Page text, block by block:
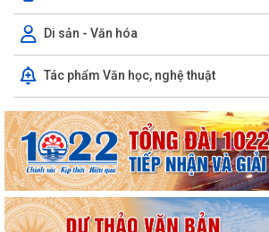
Di sản - Văn hóa
Tác phẩm Văn học, nghệ thuật
dân thành phố Hải Phòng Quy định mức...
Công văn về việc phối hợp thực hiện công
lang an toàn công trình Điện lực
Công văn về việc phối hợp hướng dẫn kích
dân chuyển đổi thiết bị đầu...